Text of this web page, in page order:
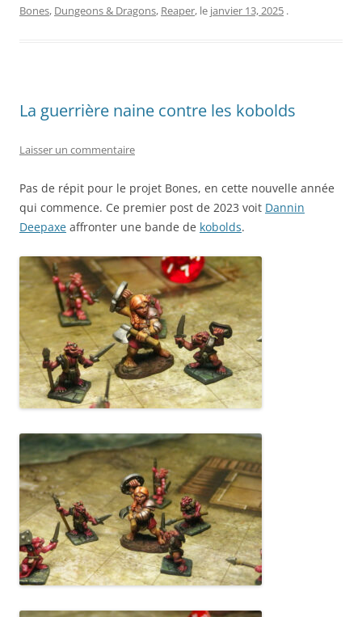
Bones, Dungeons & Dragons, Reaper, le janvier 13, 2025 .
La guerrière naine contre les kobolds
Laisser un commentaire
Pas de répit pour le projet Bones, en cette nouvelle année
qui commence. Ce premier post de 2023 voit Dannin
Deepaxe affronter une bande de kobolds.